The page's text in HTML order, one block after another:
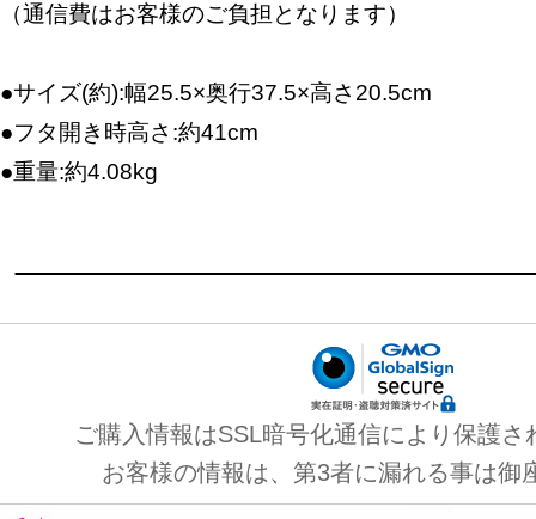
（通信費はお客様のご負担となります）
●サイズ(約):幅25.5×奥行37.5×高さ20.5cm
●フタ開き時高さ:約41cm
●重量:約4.08kg
ご購入情報はSSL暗号化通信により保護さ
お客様の情報は、第3者に漏れる事は御